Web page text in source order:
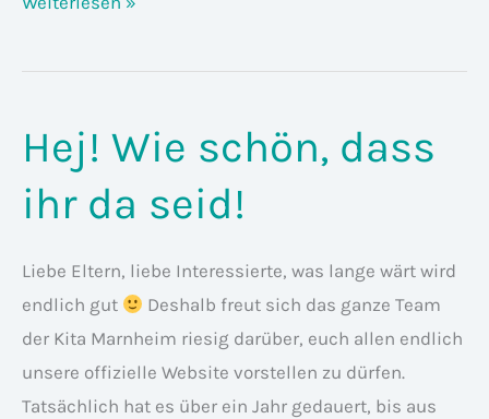
Hej! Wie schön, dass
ihr da seid!
Liebe Eltern, liebe Interessierte, was lange wärt wird
endlich gut
Deshalb freut sich das ganze Team
der Kita Marnheim riesig darüber, euch allen endlich
unsere offizielle Website vorstellen zu dürfen.
Tatsächlich hat es über ein Jahr gedauert, bis aus